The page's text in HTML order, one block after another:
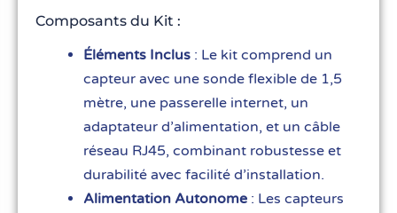
Composants du Kit :
Éléments Inclus : Le kit comprend un
capteur avec une sonde flexible de 1,5
mètre, une passerelle internet, un
adaptateur d’alimentation, et un câble
réseau RJ45, combinant robustesse et
durabilité avec facilité d’installation.
Alimentation Autonome : Les capteurs